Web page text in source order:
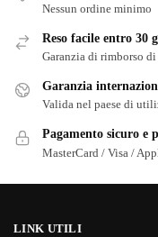
Nessun ordine minimo
Reso facile entro 30
Garanzia di rimborso
Garanzia
Valida nel paese di
Pagamento sicuro e
MasterCard / Visa /
LINK UTILI